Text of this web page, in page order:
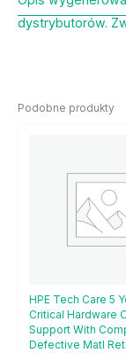
dystrybutorów.
Podobne produkty
HPE Tech Care 5
Critical Hardware
Support With
Defective Matl